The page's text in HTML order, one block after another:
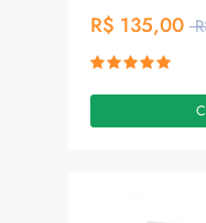
R$ 135,00